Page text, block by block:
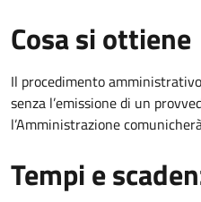
Cosa si ottiene
Il procedimento
senza l’emissione di un
l’Amministrazione
Tempi e